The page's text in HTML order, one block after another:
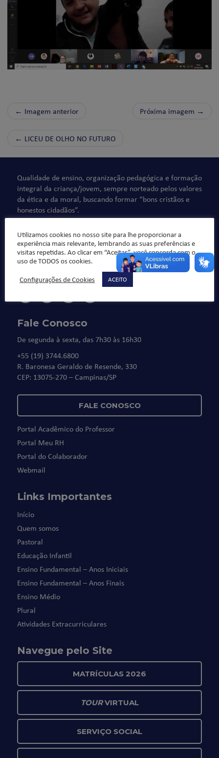
← Imagem anterior Próxima imagem →
← LICEU DE OLHO NO FUTURO
Qualidade de ensino, organização pedagógica e formação
integral da criança/jovem, sempre norteado pelos valores
da ética e da moral, buscando formar “bons cristãos e
honestos cidadãos”.
Fale Conosco
De segunda à sexta, das 7h30 às 16h30
+55 (19) 3744.6800
R. Baronesa Geraldo de Resende, 330
CEP: 13075-270 – Campinas/SP
FALE CONOSCO
Portal Acadêmico do Professor
Portal Meu RH
Portal do Colaborador
Webmail
Links Importantes
Início
Quem somos
Pastoral
Educação Infantil
Ensino Fundamental – Anos Iniciais
Ensino Fundamental – Anos Finais
Ensino Médio
Plural
Atividades Extracurriculares
Navegue pelo Site
MATRÍCULAS 2026
TOURVIRTUAL
SERVIÇO SOCIAL
Utilizamos cookies no nosso site para lhe proporcionar a
experiência mais relevante, lembrando as suas preferências e
visitas repetidas. Ao clicar em “Aceitar”, você concorda com o
uso de TODOS os cookies.
Configurações de Cookies
ACEITO